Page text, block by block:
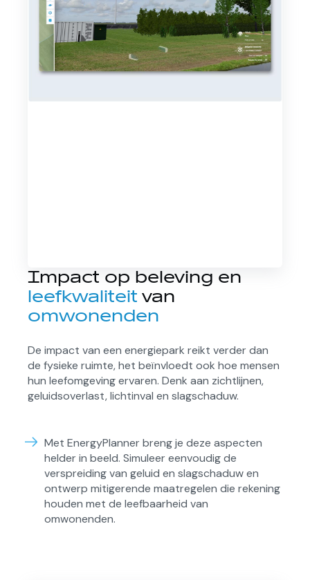
Impact op beleving en
leefkwaliteit van
omwonenden
De impact van een energiepark reikt verder dan
de fysieke ruimte, het beïnvloedt ook hoe mensen
hun leefomgeving ervaren. Denk aan zichtlijnen,
geluidsoverlast, lichtinval en slagschaduw.
Met EnergyPlanner breng je deze aspecten
helder in beeld. Simuleer eenvoudig de
verspreiding van geluid en slagschaduw en
ontwerp mitigerende maatregelen die rekening
houden met de leefbaarheid van
omwonenden.